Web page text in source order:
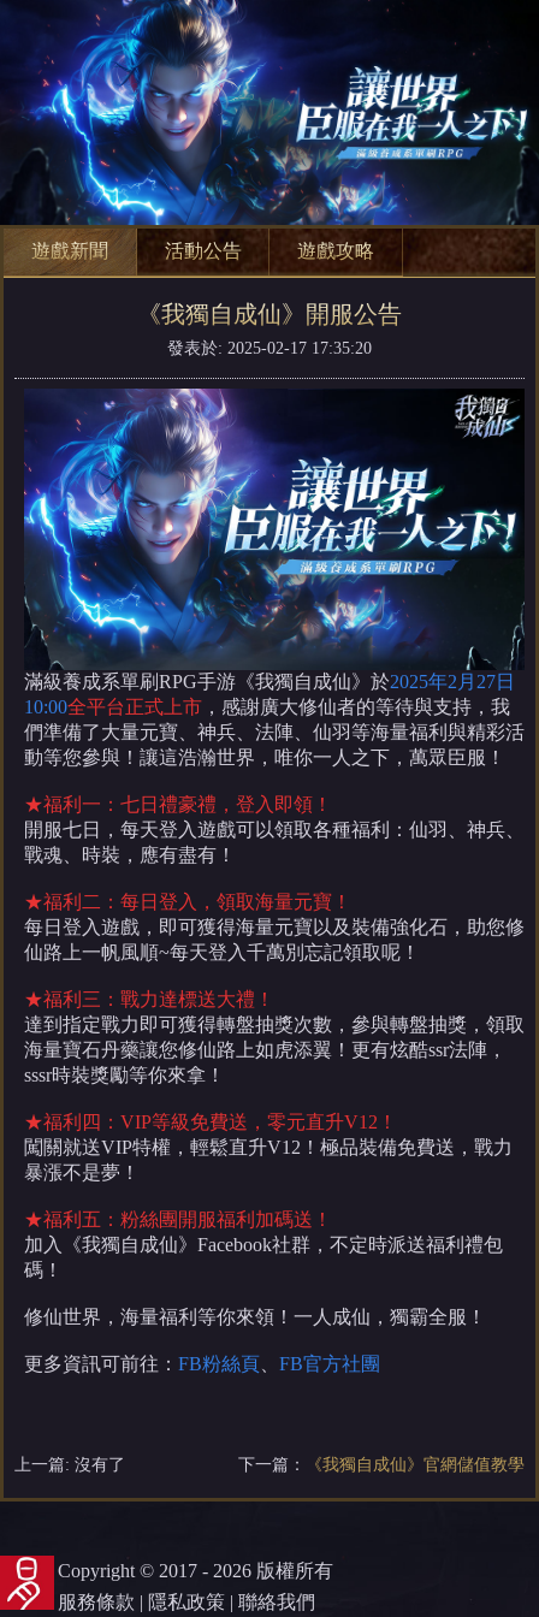
遊戲新聞 活動公告 遊戲攻略
《我獨自成仙》開服公告
發表於: 2025-02-17 17:35:20
滿級養成系單刷RPG手游 《我獨自成仙》於2025年2月27日
10:00全平台正式上市 ，感謝廣大修仙者的等待與支持，我
們準備了大量元寶、神兵、法陣、仙羽等海量福利與精彩活
動等您參與！讓這浩瀚世界，唯你一人之下，萬眾臣服！
★福利一：七日禮豪禮，登入即領 ！
開服七日
，每天登入遊戲可以領取各種福利：仙羽、神兵、
戰魂、時裝，應有盡有！
★福利二：每日登入，領取海量元寶 ！
每日登入遊戲，即可獲得海量元寶以及裝備強化石，助您修
仙路上一帆風順~每天登入千萬別忘記領取呢！
★福利三：戰力達標送大禮 ！
達到指定戰力即可獲得轉盤抽獎次數，參與轉盤抽獎，領取
海量寶石丹藥讓您修仙路上如虎添翼！更有炫酷ssr法陣，
sssr時裝獎勵等你來拿！
★福利 四 ：VIP等級免費送，零元直升V12！
闖關就送VIP特權，輕鬆直升V12！極品裝備免費送，戰力
暴漲不是夢！
★福利五 ：粉絲團開服福利加碼送！
加入《我獨自成仙》Facebook社群，不定時派送福利禮包
碼！
修仙世界，海量福利等你來領！一人成仙，獨霸全服！
更多資訊可前往：FB粉絲頁 、FB官方社團
上一篇: 沒有了 下一篇： 《我獨自成仙》官網儲值教學
Copyright © 2017 - 2026 版權所有
服務條款 | 隱私政策 | 聯絡我們